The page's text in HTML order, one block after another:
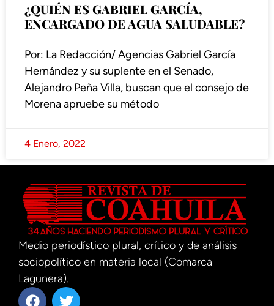
¿QUIÉN ES GABRIEL GARCÍA,
ENCARGADO DE AGUA SALUDABLE?
Por: La Redacción/ Agencias Gabriel García
Hernández y su suplente en el Senado,
Alejandro Peña Villa, buscan que el consejo de
Morena apruebe su método
4 Enero, 2022
Medio periodístico plural, crítico y de análisis
sociopolítico en materia local (Comarca
Lagunera).